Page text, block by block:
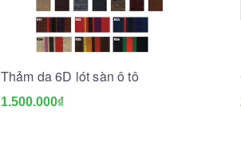
Thảm da 6D lót sàn ô tô
1.500.000₫